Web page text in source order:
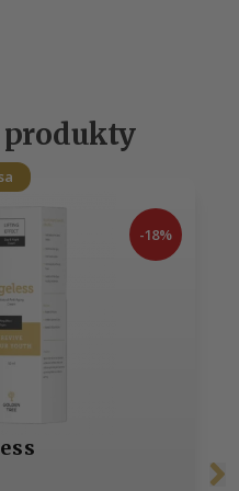
produkty
-18%